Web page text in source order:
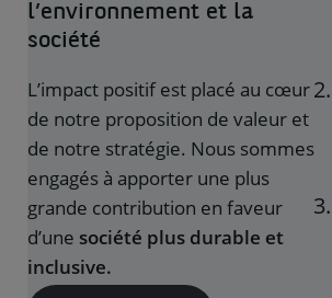
l’environnement et la
société
L’impact positif est placé au cœur
de notre proposition de valeur et
de notre stratégie. Nous sommes
engagés à apporter une plus
grande contribution en faveur
d’une société plus durable et
inclusive.